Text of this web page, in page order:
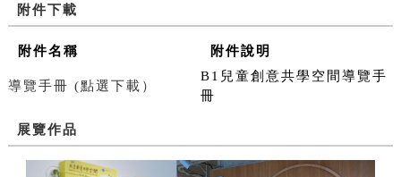
附件下載
附件名稱 附件說明
導覽手冊 (點選下載）
B1兒童創意共學空間導覽手
冊
展覽作品